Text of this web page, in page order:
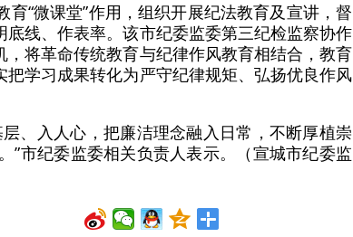
“微课堂”作用，组织开展纪法教育及宣讲，督
线、作表率。该市纪委监委第三纪检监察协作
将革命传统教育与纪律作风教育相结合，教育
学习成果转化为严守纪律规矩、弘扬优良作风
、入人心，把廉洁理念融入日常，不断厚植崇
”市纪委监委相关负责人表示。（宣城市纪委监